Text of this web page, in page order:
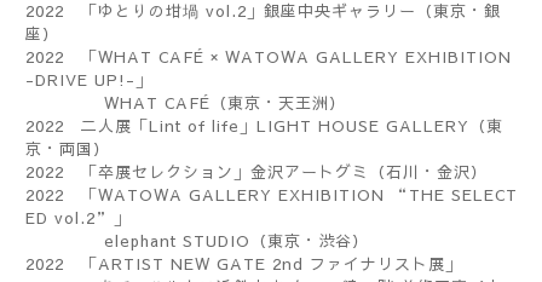
2022 「ゆとりの坩堝 vol.2 」銀座中央ギャラリー（東京・銀
座）
2022 「WHAT CAFÉ × WATOWA GALLERY EXHIBITION
-DRIVE UP!- 」
WHAT CAFÉ （東京・天王洲）
2022 二人展「Lint of life 」 LIGHT HOUSE GALLERY
（東
京・両国）
2022 「卒展セレクション」金沢アートグミ（石川・金沢）
2022 「WATOWA GALLERY EXHIBITION “THE SELECT
ED vol.2”
」
elephant STUDIO
（東京・渋谷）
2022 「ARTIST NEW GATE 2nd ファイナリスト展」